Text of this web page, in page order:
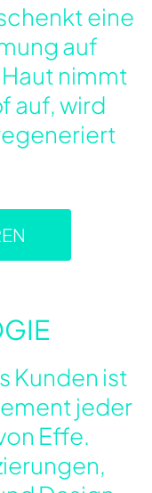
eine
auf
nimmt
auf, wird
Kunden ist
jeder
Effe.